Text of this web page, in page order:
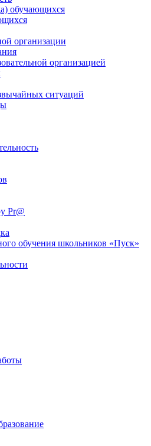
обучающихся
организации
организацией
ситуаций
Pr@
обучения школьников «Пуск»